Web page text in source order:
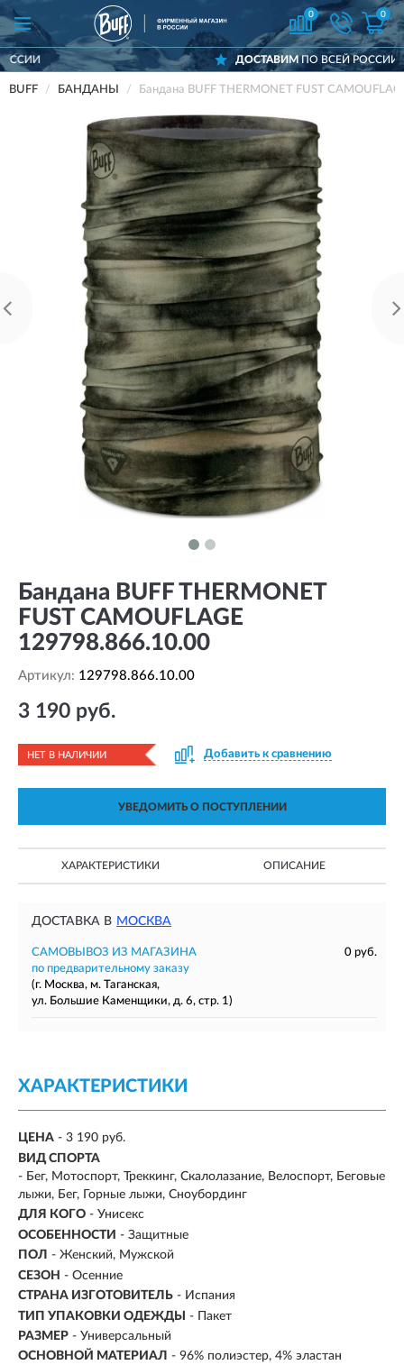
0 0
ДОСТАВИМПО ВСЕЙ РОССИИ
BUFF БАНДАНЫ Бандана BUFF THERMONET FUST
Бандана BUFF THERMONET
FUST CAMOUFLAGE
129798.866.10.00
Артикул: 129798.866.10.00
3 190 руб.
НЕТ В НАЛИЧИИ Добавить к сравнению
УВЕДОМИТЬ О ПОСТУПЛЕНИИ
ХАРАКТЕРИСТИКИ ОПИСАНИЕ
ДОСТАВКА В МОСКВА
САМОВЫВОЗ ИЗ МАГАЗИНА
0 руб.
по предварительному заказу
(г. Москва, м. Таганская,
ул. Большие Каменщики, д. 6, стр. 1)
ХАРАКТЕРИСТИКИ
ЦЕНА - 3 190 руб.
ВИД СПОРТА
- Бег, Мотоспорт, Треккинг, Скалолазание, Велоспорт, Беговые
лыжи, Бег, Горные лыжи, Сноубординг
ДЛЯ КОГО - Унисекс
ОСОБЕННОСТИ - Защитные
ПОЛ - Женский, Мужской
СЕЗОН - Осенние
СТРАНА ИЗГОТОВИТЕЛЬ - Испания
ТИП УПАКОВКИ ОДЕЖДЫ
- Пакет
РАЗМЕР - Универсальный
ОСНОВНОЙ МАТЕРИАЛ - 96% полиэстер, 4% эластан